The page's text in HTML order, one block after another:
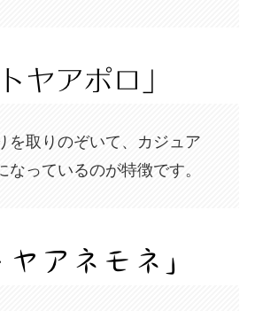
を取りのぞいて、カジュア
なっているのが特徴です。